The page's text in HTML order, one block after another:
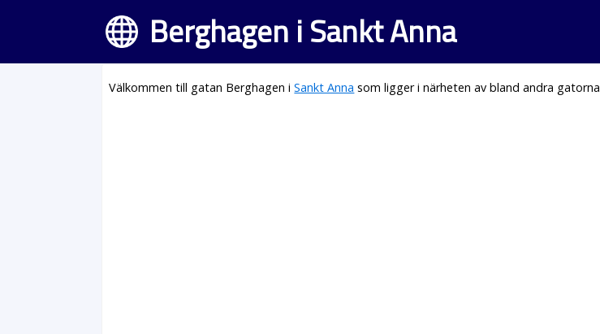
Berghagen i Sankt Anna
Välkommen till gatan Berghagen iSankt Anna som ligger i närheten av bland andra gatorna